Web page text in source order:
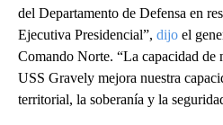
del Departamento de Defensa en
Ejecutiva Presidencial”, dijo el
Comando Norte. “La capacidad de
USS Gravely mejora nuestra
territorial, la soberanía y la